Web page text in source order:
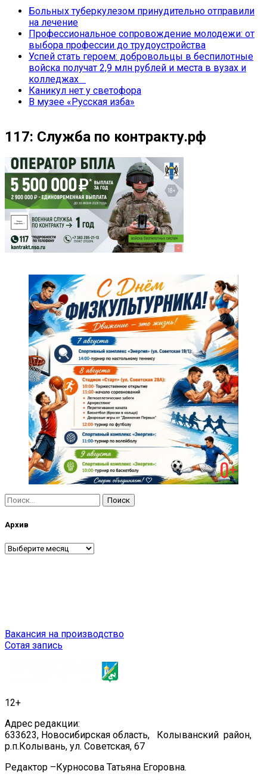
Больных туберкулезом принудительно отправили
на лечение
Профессиональное сопровождение молодежи: от
выбора профессии до трудоустройства
Успей стать героем: добровольцы в беспилотные
войска получат 2,9 млн рублей и места в вузах и
колледжах
Каникул нет у светофора
В музее «Русская изба»
117: Служба по контракту.рф
Найти:
Архив
Архив
Навигация
по
Вакансия на производство
Сотая запись
12+
Адрес редакции:
633623, Новосибирская область, Колыванский район,
р.п.Колывань, ул. Советская, 67
Редактор –Курносова Татьяна Егоровна.